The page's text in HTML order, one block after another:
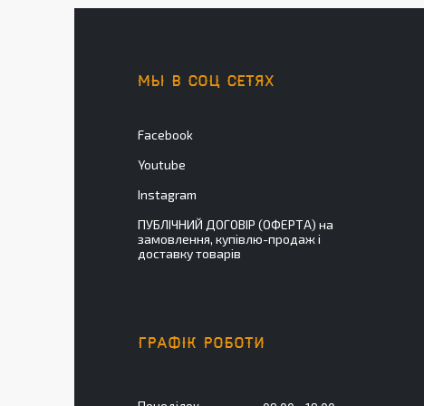
МЫ В СОЦ СЕТЯХ
Facebook
Youtube
Instagram
ПУБЛІЧНИЙ ДОГОВІР (ОФЕРТА) на
замовлення, купівлю-продаж і
доставку товарів
ГРАФІК РОБОТИ